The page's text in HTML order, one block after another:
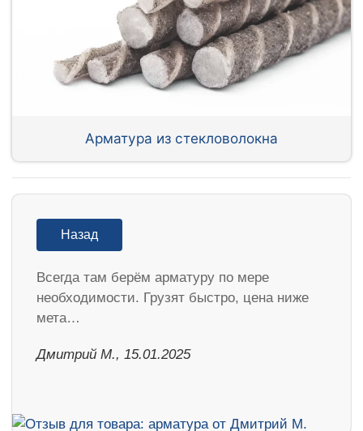
Арматура из стекловолокна
Назад
Всегда там берём арматуру по мере
необходимости. Грузят быстро, цена ниже
мета…
Дмитрий М., 15.01.2025